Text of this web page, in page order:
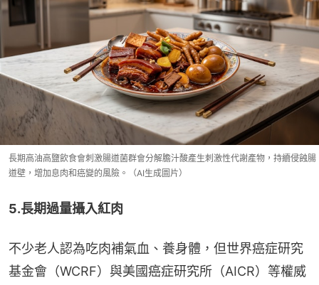
長期高油高鹽飲食會刺激腸道菌群會分解膽汁酸產生刺激性代謝產物，持續侵蝕腸
道壁，增加息肉和癌變的風險。（AI生成圖片）
5.長期過量攝入紅肉
不少老人認為吃肉補氣血、養身體，但世界癌症研究
基金會（WCRF）與美國癌症研究所（AICR）等權威